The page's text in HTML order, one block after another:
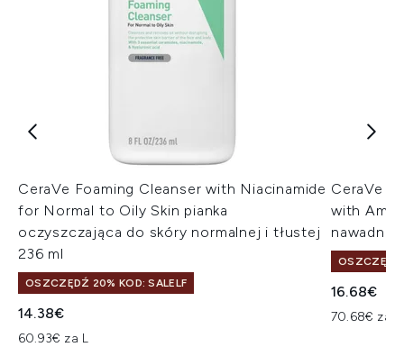
CeraVe Foaming Cleanser with Niacinamide
for Normal to Oily Skin pianka
oczyszczająca do skóry normalnej i tłustej
236 ml
OSZCZĘDŹ 20% KOD: SALELF
14.38€
60.93€ za L
CeraVe
with
OSZCZĘDŹ
16.68€
70.68€ za L